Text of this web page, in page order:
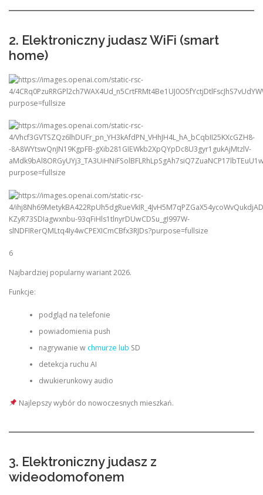
2. Elektroniczny judasz WiFi (smart
home)
6
Najbardziej popularny wariant 2026.
Funkcje:
podgląd na telefonie
powiadomienia push
nagrywanie w chmurze lub SD
detekcja ruchu AI
dwukierunkowy audio
Najlepszy wybór do nowoczesnych mieszkań.
3. Elektroniczny judasz z
wideodomofonem